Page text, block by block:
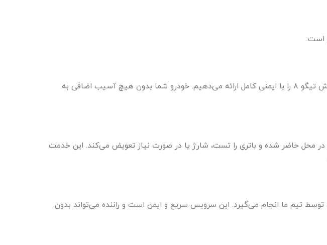
در صورت بروز مشکلات جدی که امکان حرکت خودرو وجود ندارد، ما خدمات حمل خودرو و یدک کش تیگو ۸ را با ایمنی کامل ارائه می‌دهیم. خودرو شما بدون هیچ آسیب اضافی به
یکی از رایج‌ترین مشکلات خودروها، خالی شدن باتری است. تیم ما با خدمات امداد باتری تیگو ۸ در محل حاضر شده و باتری را تست، شارژ یا در صورت نیاز تعویض می‌کند. این خدمت
در مواقعی که خودرو تیگو ۸ به هر دلیلی با کمبود سوخت مواجه می‌شود، سوخت رسانی تیگو ۸ توسط تیم ما انجام می‌گیرد. این سرویس سریع و ایمن است و راننده می‌تواند بدون